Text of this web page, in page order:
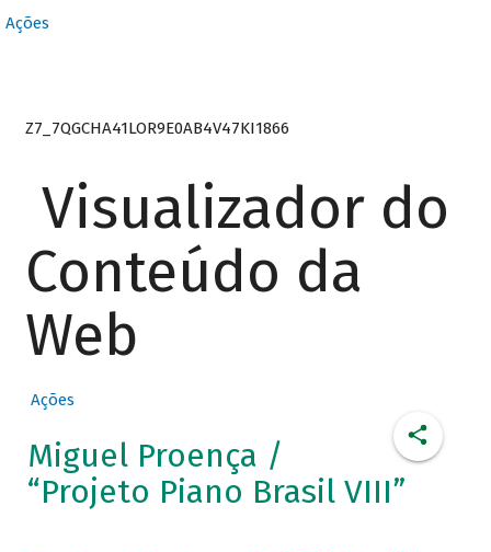
Ações
Z7_7QGCHA41LOR9E0AB4V47KI1866
Visualizador do
Conteúdo da
Web
Ações
Miguel Proença /
“Projeto Piano Brasil VIII”